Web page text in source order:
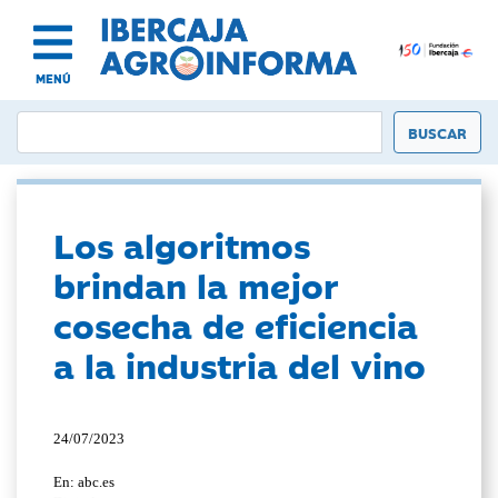
MENÚ
Los algoritmos
brindan la mejor
cosecha de eficiencia
a la industria del vino
24/07/2023
En: abc.es